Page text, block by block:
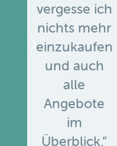
vergesse ich
nichts mehr
einzukaufen
und auch
alle
Angebote
im
Überblick.”